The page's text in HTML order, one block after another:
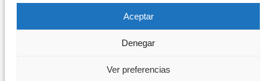
Aceptar
Denegar
Ver preferencias
BrillantisYmas © 2021 – 2025
Pagos contra reembolso o con tarjeta, incluido en
Envíos con Correos incluido el seguimiento.